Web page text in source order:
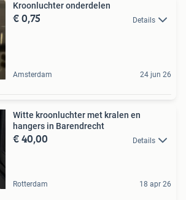
Kroonluchter onderdelen
€ 0,75 Details
Amsterdam 24 jun 26
Witte kroonluchter met kralen en
hangers in Barendrecht
€ 40,00 Details
Rotterdam 18 apr 26